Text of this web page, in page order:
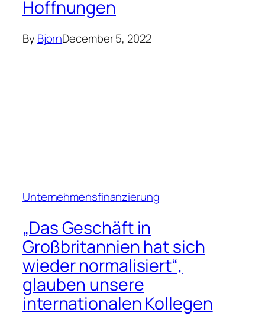
Hoffnungen
By BjornDecember 5, 2022
Unternehmensfinanzierung
„Das Geschäft in
Großbritannien hat sich
wieder normalisiert“,
glauben unsere
internationalen Kollegen